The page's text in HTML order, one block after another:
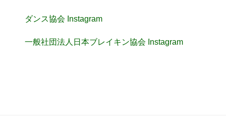
ダンス協会 Instagram
一般社団法人日本ブレイキン協会 Instagram